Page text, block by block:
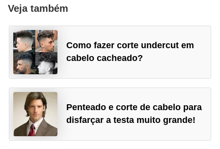
Veja também
Como fazer corte undercut em
cabelo cacheado?
Penteado e corte de cabelo para
disfarçar a testa muito grande!